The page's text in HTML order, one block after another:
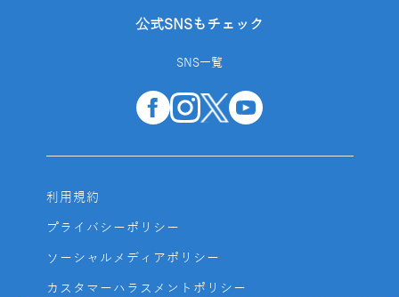
公式SNSもチェック
SNS一覧
利用規約
プライバシーポリシー
ソーシャルメディアポリシー
カスタマーハラスメントポリシー